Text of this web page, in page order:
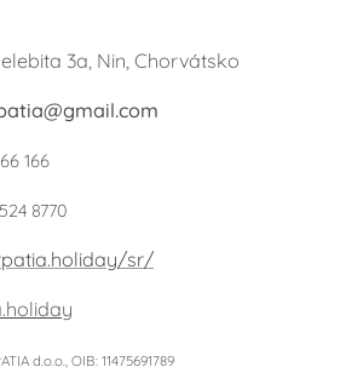
3a, Nin, Chorvátsko
166
sr/
d.o.o., OIB: 11475691789